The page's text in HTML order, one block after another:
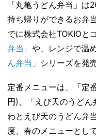
「丸亀うどん弁当」
持ち帰りができるお弁
でに株式会社TOKIOと
弁当」 や、レンジで温
ん弁当」 シリーズを発
定番メニューは、「定
円)、「えび天のうど
わとえび天のうどん弁
度、春のメニューとし